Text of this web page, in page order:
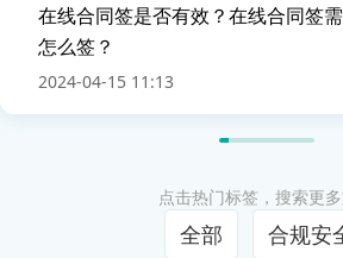
在线合同签是否有效？在线合同签
怎么签？
2024-04-15 11:13
点击热门标签，搜索更
全部 合规安